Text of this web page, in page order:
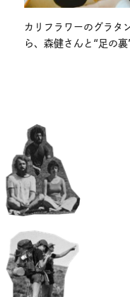
カリフラワーのグラタ
ら、森健さんと“足の